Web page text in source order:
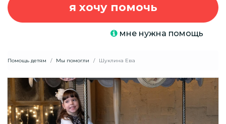
я хочу помочь
мне нужна помощь
Помощь детям Мы помогли Шуклина Ева